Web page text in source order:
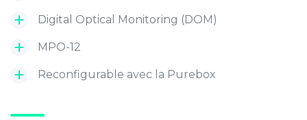
Digital Optical Monitoring (DOM)
MPO-12
Reconfigurable avec la Purebox